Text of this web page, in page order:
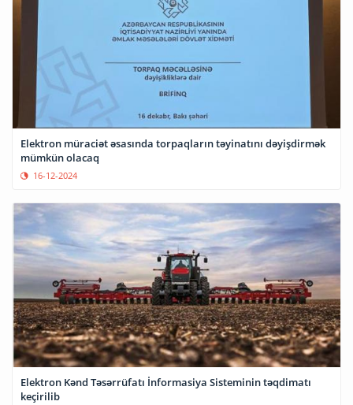
Elektron müraciət əsasında torpaqların təyinatını dəyişdirmək
mümkün olacaq
16-12-2024
Elektron Kənd Təsərrüfatı İnformasiya Sisteminin təqdimatı
keçirilib